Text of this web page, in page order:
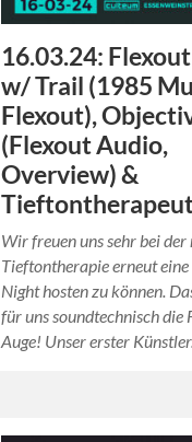
16.03.24:
w/ Trail (1985
Flexout),
(Flexout Audio,
Overview) &
Wir freuen uns sehr bei der
Tieftontherapie erneut
Night hosten zu können.
für uns soundtechnisch die
Auge! Unser erster